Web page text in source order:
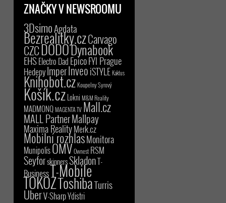
ZNAČKY V NEWSROOMU
3DsimoAgdata
Bezrealitky.czCarvago
CZCDODODynabook
EHSElectro Dad EpicoFYI Prague
HedepyImperInveoiSTYLE Kaktus
Knihobot.czKoupelny Syrový
Košík.czLokni M&M Reality
MADMONQMAGENTA TV Mall.cz
MALL PartnerMallpay
Maxima RealityMerk.cz
Mobilní rozhlasMonitora
MunipolisOMVOwnest RSM
SeyforskinnersSkladonT-
BusinessT-Mobile
TOKOZToshibaTurris
UberV-SharpYdistri